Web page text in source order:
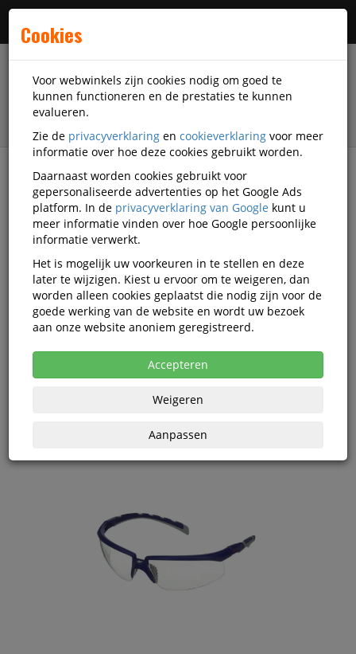
filter
Veiligheidsartikelen
Oogbescherming
Correctie- en veiligheidsbrillen
3M Solus +1,5 veiligheidsbril, per
stuk
Vanaf € 11,55 excl. BTW bij aankoop van minimaal 10
eenheden
Cookies
Voor webwinkels zijn cookies nodig om goed te
kunnen functioneren en de prestaties te kunnen
evalueren.
Zie de privacyverklaring en cookieverklaring voor meer
informatie over hoe deze cookies gebruikt worden.
Daarnaast worden cookies gebruikt voor
gepersonaliseerde advertenties op het Google Ads
platform. In de privacyverklaring van Google kunt u
meer informatie vinden over hoe Google persoonlijke
informatie verwerkt.
Het is mogelijk uw voorkeuren in te stellen en deze
later te wijzigen. Kiest u ervoor om te weigeren, dan
worden alleen cookies geplaatst die nodig zijn voor de
goede werking van de website en wordt uw bezoek
aan onze website anoniem geregistreerd.
Accepteren
Weigeren
Aanpassen